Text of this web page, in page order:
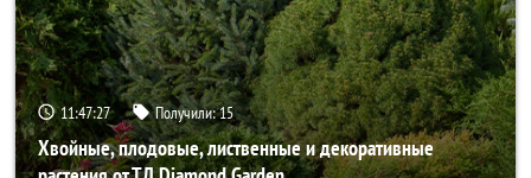
11:47:27 Получили:15
Хвойные, плодовые, лиственные и декоративные